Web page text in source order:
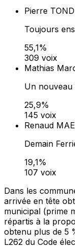
Pierre
Toujours
55,1%
309 voix
Mathias
Un
25,9%
145 voix
Renaud
Demain
19,1%
107 voix
Dans les
arrivée en tête
municipal (prime
répartis à la
obtenu plus de 5
L262 du Code